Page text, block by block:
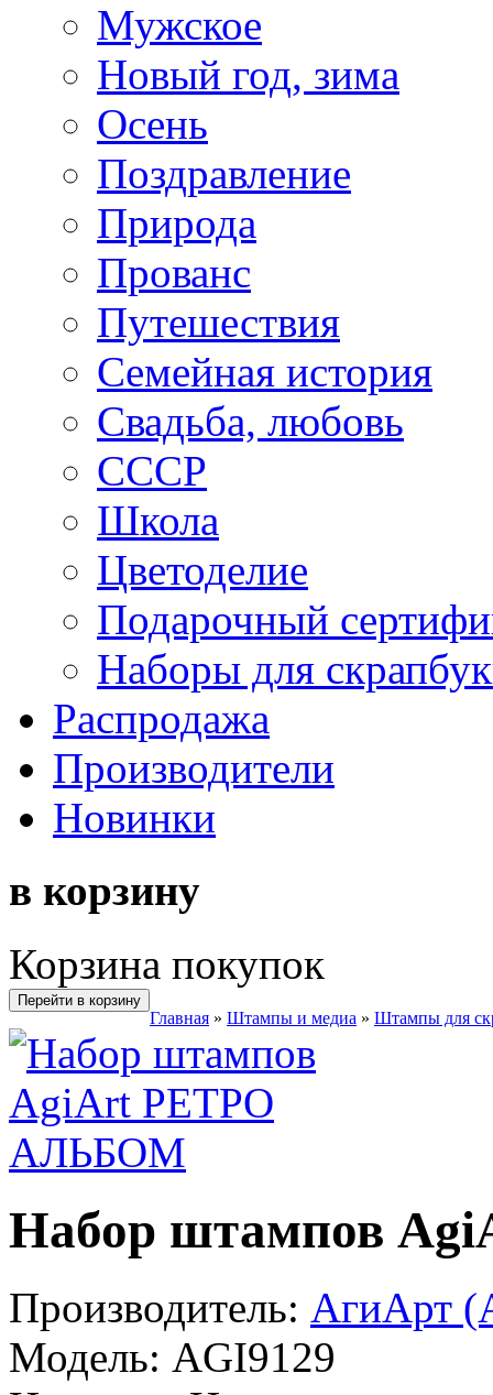
Мужское
Новый год, зима
Осень
Поздравление
Природа
Прованс
Путешествия
Семейная история
Свадьба, любовь
СССР
Школа
Цветоделие
Подарочный
Наборы для
Распродажа
Производители
Новинки
в корзину
Корзина покупок
Перейти в корзину
Главная » Штампы и медиа » Штампы для
Набор штампов
Производитель: АгиАрт
Модель: AGI9129